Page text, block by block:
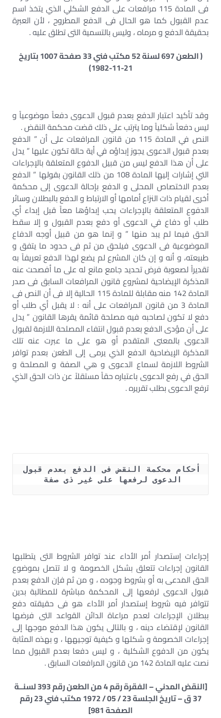
فى المادة 115 مرافعات على الدفع الشكلي الذي يتخذ اسم
عدم القبول كما هو الحال فى الدفع المطروح ، لأن العبرة
بحقيقة الدفع و مرماه ، وليس بالتسمية التى تطلق عليه .
( الطعن 697 لسنة 52 مكتب فني 33 صفحة 1007 بتاريخ
21-11-1982)
وقد تأكيد اعتبار الدفع بعدم قبول الدعوى دفعاً موضوعياً و
ليس دفعاً شكلياً وما يترتب علي ذلك قضت محكمة النقض .
النص في المادة 115 من قانون المرافعات على أن ” الدفع
بعدم قبول الدعوى يجوز إبداؤه في أية حالة تكون عليها ” يدل
على أن هذا الدفع ليس من قبيل الدفوع المتعلقة بالإجراءات
التي إشارات إليها المادة 108 من ذلك القانون بقولها ” الدفع
بعدم الاختصاص المحلى و الدفع بإحالة الدعوى إلى محكمة
أخرى لقيام ذات النزاع أمامها أو الارتباط و الدفع بالبطلان وسائر
الدفوع المتعلقة بالإجراءات يحب إبداؤها معاً قبل إبداء أي
طلب أو دفاع في الدعوى أو دفع بعدم القبول و إلا سقط
الحق فيما لم يبد منها ” و إنما هو من قبيل أوجه الدفاع
الموضوعية فى الدعوى فيلحق من ثم فى حدود ما يتفق و
طبيعته، و أنه و إن كان المشرع لم يضع لهذا الدفع تعريفاً به
تقديراً لصعوبة فرض تحديد جامع مانع له على ما أفصحت عنه
المذكرة الإيضاحية لمشروع قانون المرافعات السابق فى صدر
المادة 142 منه مقابلة للمادة 115 الحالية إلا فى أن النص فى
المادة 3 من قانون المرافعات على أنه : لا يقبل أي طلب أو
دفع لا تكون لصاحبه فيه مصلحة قائمة يقرها القانون ” يدل
على أن مؤدى الدفع بعدم قبول انتفاء المصلحة اللازمة لقبول
الدعوى بالمعنى المتقدم أو هو على ما عبرت عنه تلك
المذكرة الإيضاحية الدفع الذي يرمى إلى الطعن بعدم توافر
الشروط اللازمة لسماع الدعوى و هي الصفة و المصلحة و
الحق في رفع الدعوى باعتباره حقاً مستقلاً عن ذات الحق الذي
ترفع الدعوى بطلب تقريره .
الدعوى لرفعها على غير ذى صفة
إجراءات إستصدار أمر الأداء عند توافر الشروط التى يتطلبها
القانون إجراءات تتعلق بشكل الخصومة و لا تتصل بموضوع
الحق المدعى به أو بشروط وجوده ، و من ثم فإن الدفع بعدم
قبول الدعوى لرفعها إلى المحكمة مباشرة للمطالبة بدين
تتوافر فيه شروط إستصدار أمر الأداء هو فى حقيقته دفع
ببطلان الإجراءات لعدم مراعاة الدائن القواعد التى فرضها
القانون لإقتضاء دينه ، و بالتالى يكون هذا الدفع موجها إلى
إجراءات الخصومة و شكلها و كيفية توجيهها ، و بهذه المثابة
يكون من الدفوع الشكلية ، و ليس دفعا بعدم القبول مما
نصت عليه المادة 142 من قانون المرافعات السابق .
[النقض المدني – الفقرة رقم 4 من الطعن رقم 393 لسنــة
37 ق – تاريخ الجلسة 23 / 05 / 1972 مكتب فني 23 رقم
الصفحة 981]